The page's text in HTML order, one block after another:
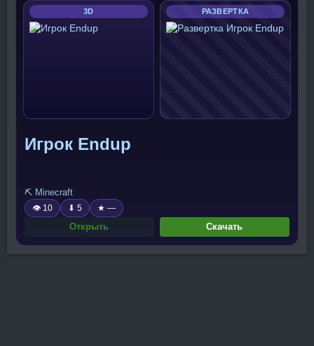
3D РАЗВЕРТКА
Игрок Endup
⛏️ Minecraft
👁 10 ⬇ 5 ★ —
Открыть Скачать